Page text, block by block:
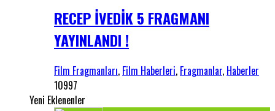
RECEP İVEDİK 5 FRAGMANI
YAYINLANDI !
Film Fragmanları, Film Haberleri, Fragmanlar, Haberler
10997
Yeni Eklenenler